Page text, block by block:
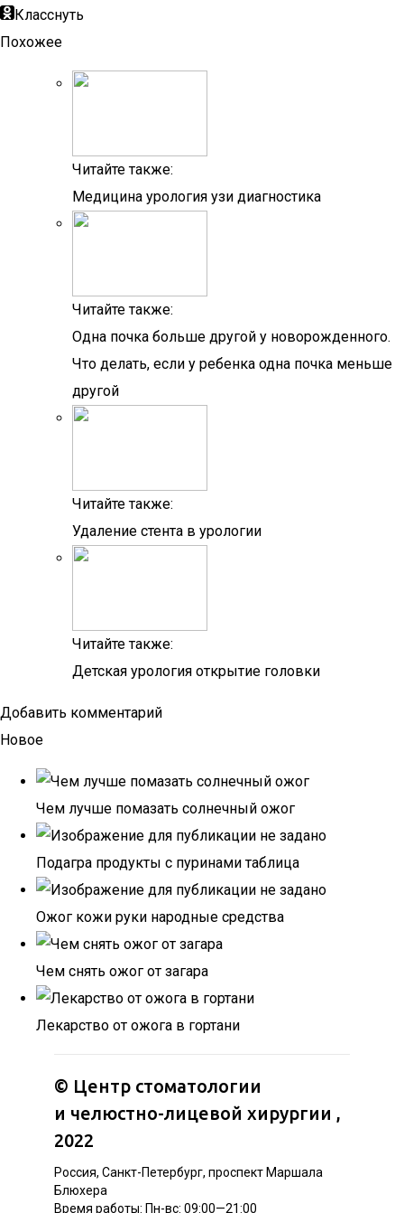
Класснуть
Похожее
Читайте также:
Медицина урология узи диагностика
Читайте также:
Одна почка больше другой у новорожденного.
Что делать, если у ребенка одна почка меньше
другой
Читайте также:
Удаление стента в урологии
Читайте также:
Детская урология открытие головки
Добавить комментарий
Новое
Чем лучше помазать солнечный ожог
Подагра продукты с пуринами таблица
Ожог кожи руки народные средства
Чем снять ожог от загара
Лекарство от ожога в гортани
© Центр стоматологии
и челюстно-лицевой хирургии ,
2022
Россия, Санкт-Петербург, проспект Маршала
Блюхера
Время работы: Пн-вс: 09:00—21:00